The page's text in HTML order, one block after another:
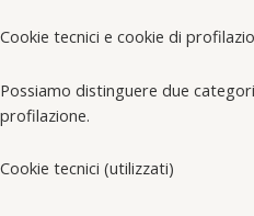
Cookie tecnici e cookie di
Possiamo distinguere due
profilazione.
Cookie tecnici (utilizzati)